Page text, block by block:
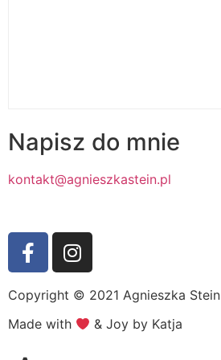
Napisz do mnie
kontakt@agnieszkastein.pl
Made with & Joy by Katja
Copyright © 2021 Agnieszka Stein